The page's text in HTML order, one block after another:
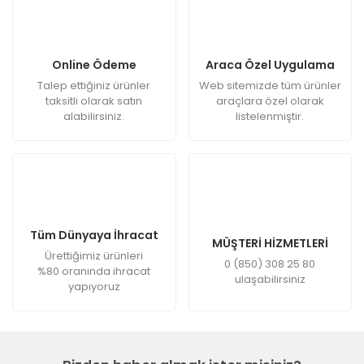
Online Ödeme
Talep ettiğiniz ürünler
taksitli olarak satın
alabilirsiniz.
Araca Özel Uygulama
Web sitemizde tüm ürünler
araçlara özel olarak
listelenmiştir.
Tüm Dünyaya İhracat
Ürettiğimiz ürünleri
%80 oranında ihracat
yapıyoruz
MÜŞTERİ HİZMETLERİ
0 (850) 308 25 80
ulaşabilirsiniz